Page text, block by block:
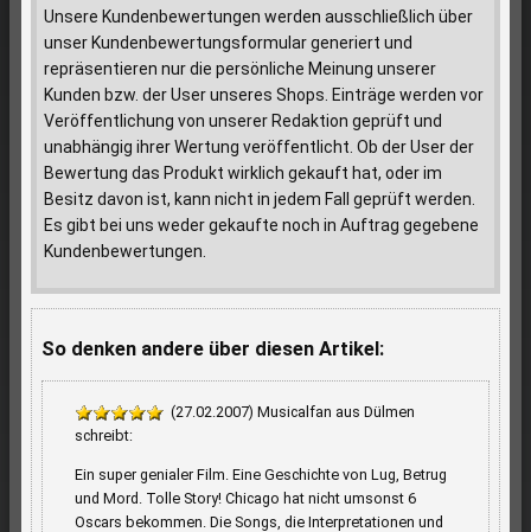
Unsere Kundenbewertungen werden ausschließlich über
unser Kundenbewertungsformular generiert und
repräsentieren nur die persönliche Meinung unserer
Kunden bzw. der User unseres Shops. Einträge werden vor
Veröffentlichung von unserer Redaktion geprüft und
unabhängig ihrer Wertung veröffentlicht. Ob der User der
Bewertung das Produkt wirklich gekauft hat, oder im
Besitz davon ist, kann nicht in jedem Fall geprüft werden.
Es gibt bei uns weder gekaufte noch in Auftrag gegebene
Kundenbewertungen.
So denken andere über diesen Artikel:
(27.02.2007) Musicalfan aus Dülmen
schreibt:
Ein super genialer Film. Eine Geschichte von Lug, Betrug
und Mord. Tolle Story! Chicago hat nicht umsonst 6
Oscars bekommen. Die Songs, die Interpretationen und